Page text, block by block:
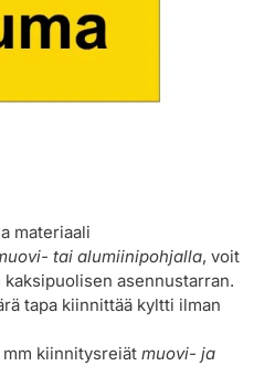
materiaali
tai alumiinipohjalla, voit
asennustarran.
tapa kiinnittää kyltti ilman
mm kiinnitysreiätmuovi- ja